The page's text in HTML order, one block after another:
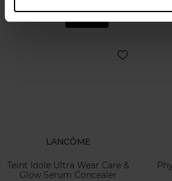
LANCÔME
Teint Idole Ultra Wear Care &
Glow Serum Concealer